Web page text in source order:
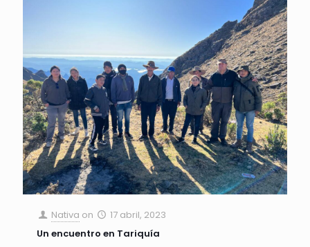
Nativa on
17 abril, 2023
Un encuentro en Tariquía